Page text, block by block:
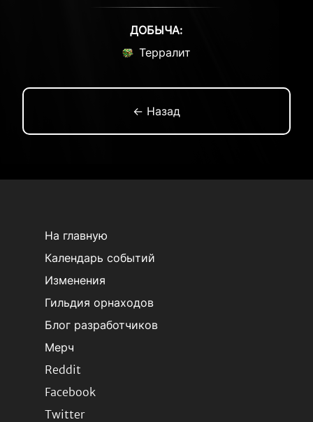
ДОБЫЧА:
Терралит
← Назад
На главную
Календарь событий
Изменения
Гильдия орнаходов
Блог разработчиков
Мерч
Reddit
Facebook
Twitter